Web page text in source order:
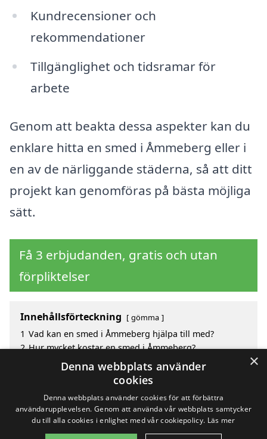
Kundrecensioner och
rekommendationer
Tillgänglighet och tidsramar för
arbete
Genom att beakta dessa aspekter kan du
enklare hitta en smed i Åmmeberg eller i
en av de närliggande städerna, så att ditt
projekt kan genomföras på bästa möjliga
sätt.
Få 3 erbjudanden, gratis och utan
förpliktelser
Innehållsförteckning gömma
1 Vad kan en smed i Åmmeberg hjälpa till med?
2 Hur mycket kostar en smed i Åmmeberg?
Fördelar med att välja smed i Åmmeberg
Sök efter en skicklig smed i de omgivande städerna
×
Denna webbplats använder
cookies
Denna webbplats använder cookies för att förbättra
användarupplevelsen. Genom att använda vår webbplats samtycker
du till alla cookies i enlighet med vår cookiepolicy. Läs mer